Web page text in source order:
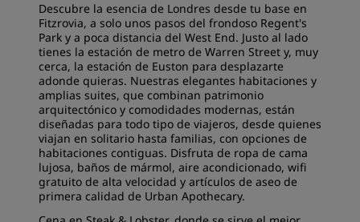
Descubre la esencia de Londres desde tu base en
Fitzrovia, a solo unos pasos del frondoso Regent's
Park y a poca distancia del West End. Justo al lado
tienes la estación de metro de Warren Street y, muy
cerca, la estación de Euston para desplazarte
adonde quieras. Nuestras elegantes habitaciones y
amplias suites, que combinan patrimonio
arquitectónico y comodidades modernas, están
diseñadas para todo tipo de viajeros, desde quienes
viajan en solitario hasta familias, con opciones de
habitaciones contiguas. Disfruta de ropa de cama
lujosa, baños de mármol, aire acondicionado, wifi
gratuito de alta velocidad y artículos de aseo de
primera calidad de Urban Apothecary.